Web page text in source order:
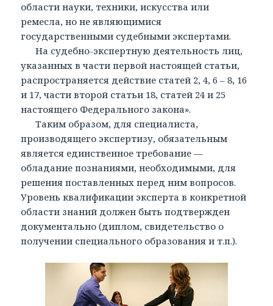
области науки, техники, искусства или
ремесла, но не являющимися
государственными судебными экспертами.
На судебно-экспертную деятельность лиц,
указанных в части первой настоящей статьи,
распространяется действие статей 2, 4, 6 – 8, 16
и 17, части второй статьи 18, статей 24 и 25
настоящего Федерального закона».
Таким образом, для специалиста,
производящего экспертизу, обязательным
является единственное требование —
обладание познаниями, необходимыми, для
решения поставленных перед ним вопросов.
Уровень квалификации эксперта в конкретной
области знаний должен быть подтвержден
документально (диплом, свидетельство о
получении специального образования и т.п.).